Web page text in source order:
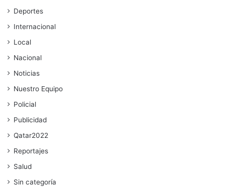
Deportes
Internacional
Local
Nacional
Noticias
Nuestro Equipo
Policial
Publicidad
Qatar2022
Reportajes
Salud
Sin categoría